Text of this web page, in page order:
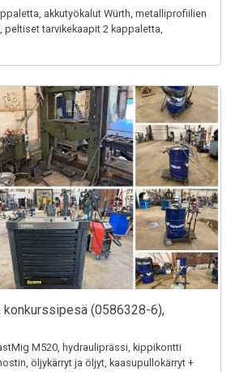
akkutyökalut Würth, metalliprofiilien
peltiset tarvikekaapit 2 kappaletta,
konkurssipesä (0586328-6),
M520, hydrauliprässi, kippikontti
öljykärryt ja öljyt, kaasupullokärryt +